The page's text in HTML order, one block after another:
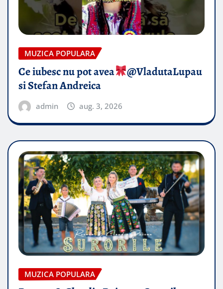
MUZICA POPULARA
Ce iubesc nu pot avea
​@VladutaLupau
si Stefan Andreica
admin aug. 3, 2026
MUZICA POPULARA